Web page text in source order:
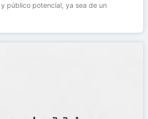
público potencial, ya sea de un